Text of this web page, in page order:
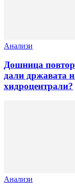
Анализи
Дошница
дали државата
хидроцентрали?
Анализи